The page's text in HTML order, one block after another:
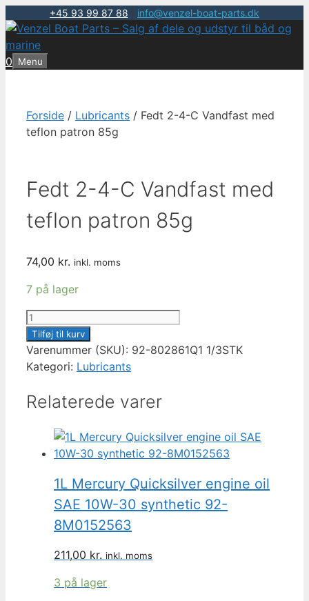
+45 93 99 87 88 info@venzel-boat-parts.dk
Hop
til
indhold
0 Menu
Forside / Lubricants / Fedt 2-4-C Vandfast med
teflon patron 85g
Fedt 2-4-C Vandfast med
teflon patron 85g
74,00 kr. inkl. moms
7 på lager
Fedt
2-
4-
C
med
patron
Tilføj til kurv
Varenummer (SKU): 92-802861Q1 1/3STK
Kategori: Lubricants
Relaterede varer
1L Mercury Quicksilver engine oil
SAE 10W-30 synthetic 92-
8M0152563
211,00 kr. inkl. moms
3 på lager